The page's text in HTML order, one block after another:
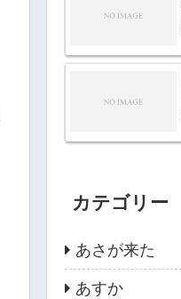
カテゴリー
あさが来た
あすか